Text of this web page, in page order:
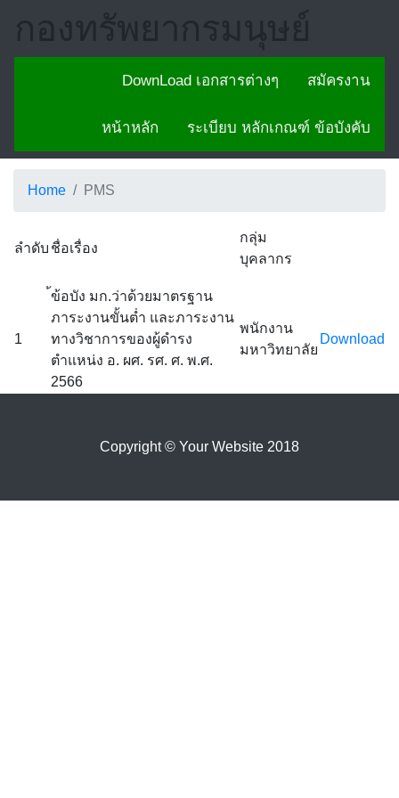
กองทรัพยากรมนุษย์
สมัครงาน
DownLoad เอกสารต่างๆ
ระเบียบ หลักเกณฑ์ ข้อบังคับ
หน้าหลัก
การประเมินผลการ
ปฏิบัติงาน
Home PMS
ลำดับ ชื่อเรื่อง
กลุ่ม
บุคลากร
1
้ข้อบัง มก.ว่าด้วยมาตรฐาน
ภาระงานขั้นต่ำ และภาระงาน
ทางวิชาการของผู้ดำรง
ตำแหน่ง อ. ผศ. รศ. ศ. พ.ศ.
2566
พนักงาน
มหาวิทยาลัย
Download
Copyright © Your Website 2018